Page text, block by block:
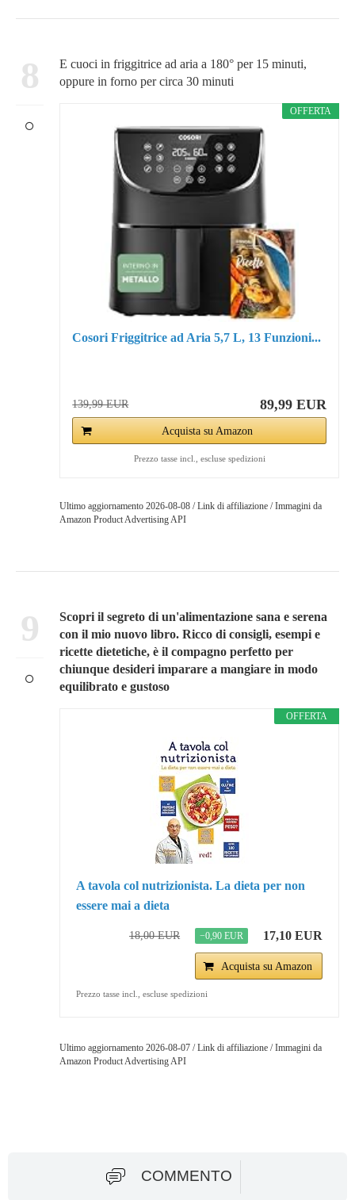
8
E cuoci in friggitrice ad aria a 180° per 15 minuti,
oppure in forno per circa 30 minuti
OFFERTA
Cosori Friggitrice ad Aria 5,7 L, 13 Funzioni...
139,99 EUR 89,99 EUR
Acquista su Amazon
Prezzo tasse incl., escluse spedizioni
Ultimo aggiornamento 2026-08-08 / Link di affiliazione / Immagini da
Amazon Product Advertising API
9
Scopri il segreto di un'alimentazione sana e serena
con il mio nuovo libro. Ricco di consigli, esempi e
ricette dietetiche, è il compagno perfetto per
chiunque desideri imparare a mangiare in modo
equilibrato e gustoso
OFFERTA
A tavola col nutrizionista. La dieta per non
essere mai a dieta
18,00 EUR −0,90 EUR 17,10 EUR
Acquista su Amazon
Prezzo tasse incl., escluse spedizioni
Ultimo aggiornamento 2026-08-07 / Link di affiliazione / Immagini da
Amazon Product Advertising API
COMMENTO